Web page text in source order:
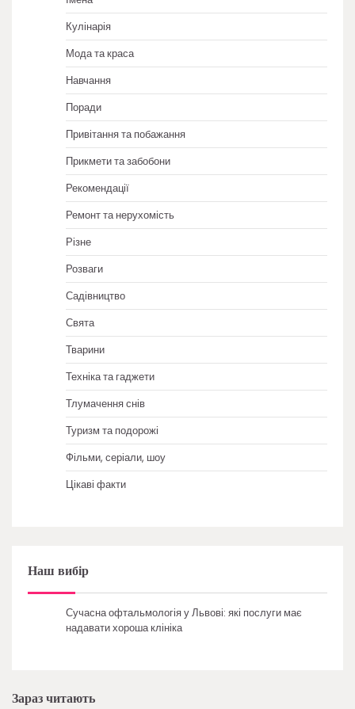
Кулінарія
Мода та краса
Навчання
Поради
Привітання та побажання
Прикмети та забобони
Рекомендації
Ремонт та нерухомість
Різне
Розваги
Садівництво
Свята
Тварини
Техніка та гаджети
Тлумачення снів
Туризм та подорожі
Фільми, серіали, шоу
Цікаві факти
Наш вибір
Сучасна офтальмологія у Львові: які послуги має
надавати хороша клініка
Зараз читають